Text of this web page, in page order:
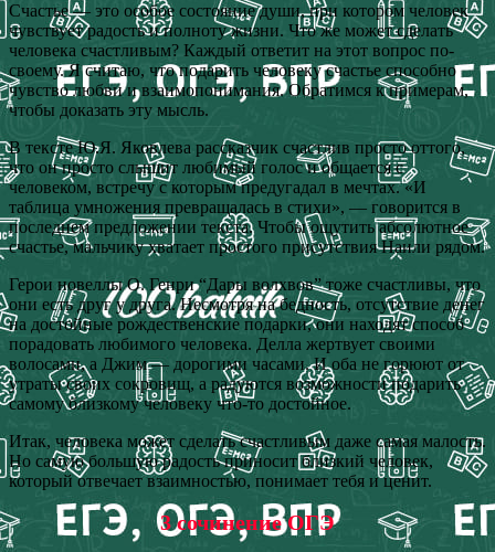
Счастье — это особое состояние души, при котором человек
чувствует радость и полноту жизни. Что же может сделать
человека счастливым? Каждый ответит на этот вопрос по-
своему. Я считаю, что подарить человеку счастье способно
чувство любви и взаимопонимания. Обратимся к примерам,
чтобы доказать эту мысль.
В тексте Ю.Я. Яковлева рассказчик счастлив просто оттого,
что он просто слышит любимый голос и общается с
человеком, встречу с которым предугадал в мечтах. «И
таблица умножения превращалась в стихи», — говорится в
последнем предложении текста. Чтобы ощутить абсолютное
счастье, мальчику хватает простого присутствия Наили рядом.
Герои новеллы О. Генри “Дары волхвов” тоже счастливы, что
они есть друг у друга. Несмотря на бедность, отсутствие денег
на достойные рождественские подарки, они находят способ
порадовать любимого человека. Делла жертвует своими
волосами, а Джим — дорогими часами. И оба не горюют от
утраты своих сокровищ, а радуются возможности подарить
самому близкому человеку что-то достойное.
Итак, человека может сделать счастливым даже самая малость.
Но самую большую радость приносит близкий человек,
который отвечает взаимностью, понимает тебя и ценит.
3 сочинение ОГЭ